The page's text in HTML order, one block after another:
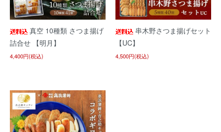
真空 10種類 さつま揚げ
詰合せ 【明月】
4,400円(税込)
串木野さつま揚げセット
【UC】
4,500円(税込)